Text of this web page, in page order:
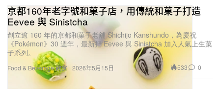
Food & Beverage 飲食
京都160年老字號和菓子店，用傳統和菓子打造
Eevee 與 Sinistcha
創立逾 160 年的京都和菓子老舖 Shichijo Kanshundo，為慶祝
《Pokémon》30 週年，最新把 Eevee 與 Sinistcha 加入人氣上生菓
子系列。
2026年5月15日 533 0